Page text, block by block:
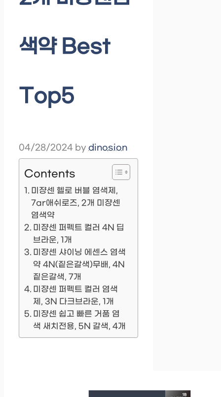
색약 Best
Top5
04/28/2024 by dinosion
Contents
미쟝센 헬로 버블 염색제,
7ar애쉬로즈, 2개 미쟝센
염색약
미쟝센 퍼펙트 컬러 4N 딥
브라운, 1개
미쟝센 샤이닝 에센스 염색
약 4N(짙은갈색)무배, 4N
짙은갈색, 7개
미쟝센 퍼펙트 컬러 염색
제, 3N 다크브라운, 1개
미쟝센 쉽고 빠른 거품 염
색 새치전용, 5N 갈색, 4개